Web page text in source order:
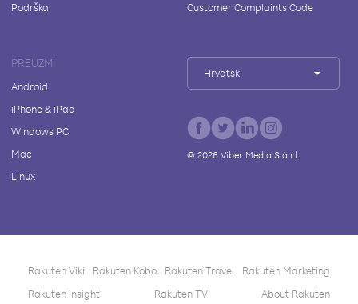
Podrška
Customer Complaints Code
PREUZMI
Android
iPhone & iPad
Windows PC
Mac
Linux
Hrvatski
© 2026Viber Media S.à r.l.
Rakuten Viki Rakuten Kobo Rakuten Travel
Rakuten Marketing
Rakuten Insight
Rakuten TV About Rakuten